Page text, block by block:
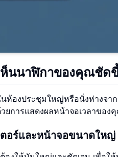
ห็นนาฬิกาของคุณชัด
ห้องประชุมใหญ่หรือนั่งห่างจ
ยการแสดงผลหน้าจอเวลาของ
ตอร์และหน้าจอขนาดใหญ่